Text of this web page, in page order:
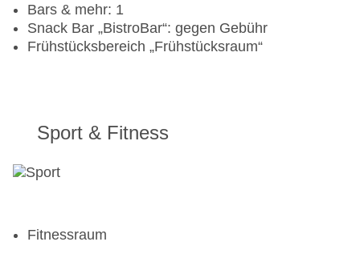
Bars & mehr: 1
Snack Bar „BistroBar“: gegen Gebühr
Frühstücksbereich „Frühstücksraum“
Sport & Fitness
Fitnessraum